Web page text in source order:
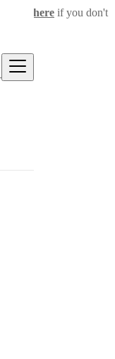
Click here if you don't